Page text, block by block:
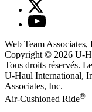
Web Team
Copyright © 2026 U-
Tous droits réservés.
U-Haul International,
Associates, Inc.
Air-Cushioned Ride®